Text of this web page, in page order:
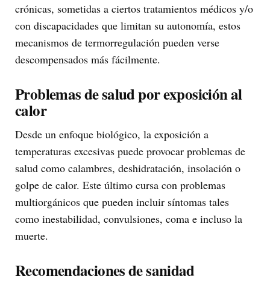
crónicas, sometidas a ciertos tratamientos médicos y/o
con discapacidades que limitan su autonomía, estos
mecanismos de termorregulación pueden verse
descompensados más fácilmente.
Problemas de salud por exposición al
calor
Desde un enfoque biológico, la exposición a
temperaturas excesivas puede provocar problemas de
salud como calambres, deshidratación, insolación o
golpe de calor. Este último cursa con problemas
multiorgánicos que pueden incluir síntomas tales
como inestabilidad, convulsiones, coma e incluso la
muerte.
Recomendaciones de sanidad